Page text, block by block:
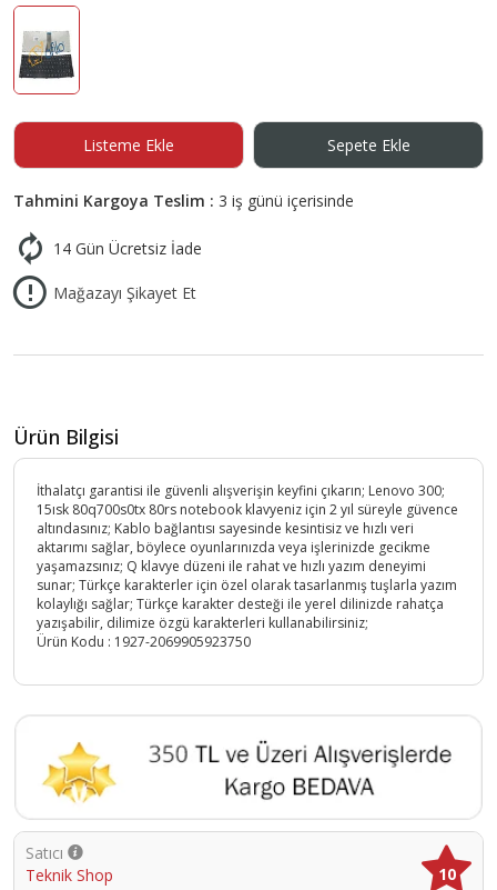
Listeme Ekle Sepete Ekle
Tahmini Kargoya Teslim : 3 iş günü içerisinde
14 Gün Ücretsiz İade
Mağazayı Şikayet Et
Ürün Bilgisi
İthalatçı garantisi ile güvenli alışverişin keyfini çıkarın; Lenovo 300;
15ısk 80q700s0tx 80rs notebook klavyeniz için 2 yıl süreyle güvence
altındasınız; Kablo bağlantısı sayesinde kesintisiz ve hızlı veri
aktarımı sağlar, böylece oyunlarınızda veya işlerinizde gecikme
yaşamazsınız; Q klavye düzeni ile rahat ve hızlı yazım deneyimi
sunar; Türkçe karakterler için özel olarak tasarlanmış tuşlarla yazım
kolaylığı sağlar; Türkçe karakter desteği ile yerel dilinizde rahatça
yazışabilir, dilimize özgü karakterleri kullanabilirsiniz;
Ürün Kodu : 1927-2069905923750
Satıcı
Teknik Shop
10